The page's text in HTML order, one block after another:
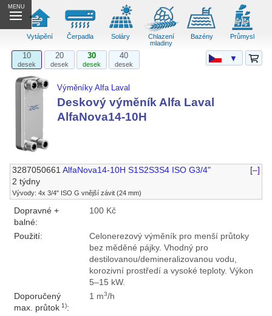
MENU
Vytápění Čerpadla Soláry
Chlazení
mladiny
Bazény Průmysl
10
desek
20
desek
30
desek
40
desek
Výměníky Alfa Laval
Deskový výměník Alfa Laval
AlfaNova14-10H
3287050661 AlfaNova14-10H S1S2S3S4 ISO G3/4"
[–]
2 týdny
Vývody: 4x 3/4" ISO G vnější závit (24 mm)
Dopravné +
balné:
100 Kč
Použití:
Celonerezový výměník pro menší průtoky
bez měděné pájky. Vhodný pro
destilovanou/demineralizovanou vodu,
korozivní prostředí a vysoké teploty. Výkon
5–15 kW.
Doporučený
max. průtok1):
1 m3/h
▼